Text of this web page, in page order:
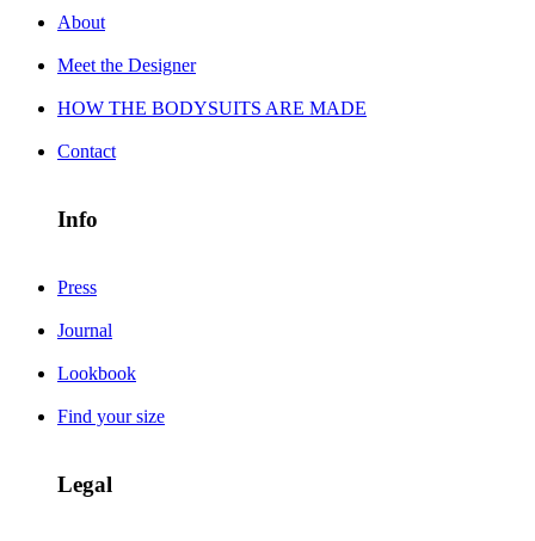
About
Meet the Designer
HOW THE BODYSUITS ARE MADE
Contact
Info
Press
Journal
Lookbook
Find your size
Legal